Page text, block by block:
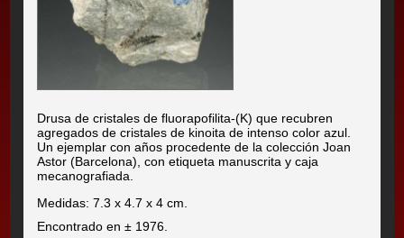
Drusa de cristales de fluorapofilita-(K) que recubren
agregados de cristales de kinoita de intenso color azul.
Un ejemplar con años procedente de la colección Joan
Astor (Barcelona), con etiqueta manuscrita y caja
mecanografiada.
Medidas: 7.3 x 4.7 x 4 cm.
Encontrado en ± 1976.